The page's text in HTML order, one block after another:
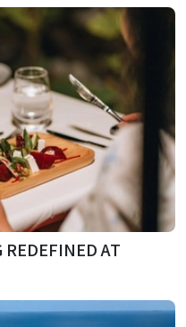
AT